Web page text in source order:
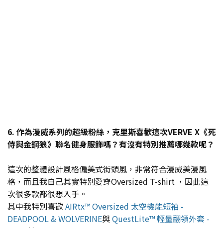
6. 作為漫威系列的超級粉絲，克里斯喜歡這次VERVE X《死
侍與金鋼狼》聯名健身服飾嗎？有沒有特別推薦哪幾款呢？
這次的整體設計風格偏美式街頭風，非常符合漫威美漫風
格，而且我自己其實特別愛穿Oversized T-shirt ，因此這
次很多款都很想入手。
其中我特別喜歡AIRtx™ Oversized 太空機能短袖 -
DEADPOOL & WOLVERINE與QuestLite™ 輕量翻領外套 -